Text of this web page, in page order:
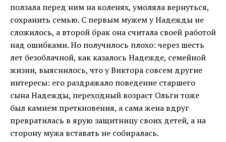
ползала перед ним на коленях, умоляла вернуться,
сохранить семью. С первым мужем у Надежды не
сложилось, а второй брак она считала своей работой
над ошибками. Но получилось плохо: через шесть
лет безоблачной, как казалось Надежде, семейной
жизни, выяснилось, что у Виктора совсем другие
интересы: его раздражало поведение старшего
сына Надежды, переходный возраст Ольги тоже
был камнем преткновения, а сама жена вдруг
превратилась в ярую защитницу своих детей, а на
сторону мужа вставать не собиралась.